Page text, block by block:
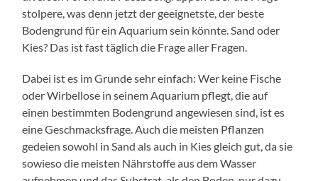
stolpere, was denn jetzt der geeignetste, der beste
Bodengrund für ein Aquarium sein könnte. Sand oder
Kies? Das ist fast täglich die Frage aller Fragen.
Dabei ist es im Grunde sehr einfach: Wer keine Fische
oder Wirbellose in seinem Aquarium pflegt, die auf
einen bestimmten Bodengrund angewiesen sind, ist es
eine Geschmacksfrage. Auch die meisten Pflanzen
gedeien sowohl in Sand als auch in Kies gleich gut, da sie
sowieso die meisten Nährstoffe aus dem Wasser